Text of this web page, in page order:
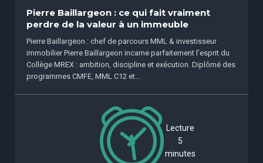
Pierre Baillargeon : ce qui fait vraiment
perdre de la valeur à un immeuble
Pierre Baillargeon : chef de parcours MML & investisseur
immobilier Pierre Baillargeon incarne parfaitement l’esprit du
Collège MREX : ambition, discipline et exécution. Diplômé des
programmes CMFE, MML C12 et...
Lecture
5
minutes